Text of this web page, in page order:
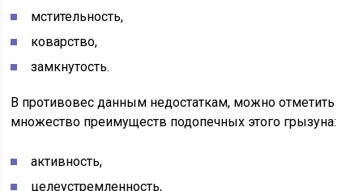
мстительность,
коварство,
замкнутость.
В противовес данным недостаткам, можно отметить
множество преимуществ подопечных этого грызуна:
активность,
целеустремленность,